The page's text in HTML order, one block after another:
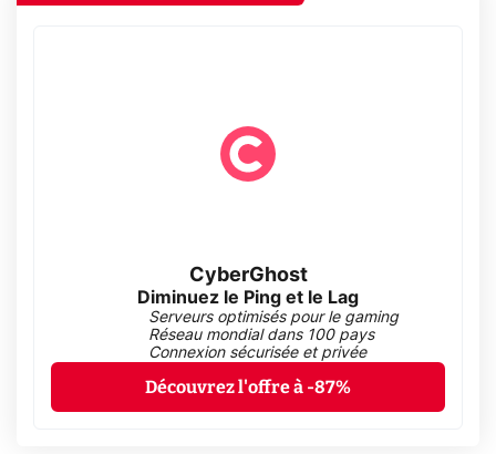
CyberGhost
Diminuez le Ping et le Lag
Serveurs optimisés pour le gaming
Réseau mondial dans 100 pays
Connexion sécurisée et privée
Découvrez l'offre à -87%